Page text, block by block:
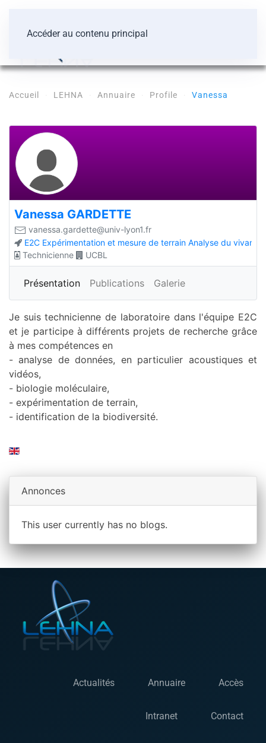
Accéder au contenu principal
Accueil LEHNA Annuaire Profile Vanessa
Vanessa GARDETTE
vanessa.gardette@univ-lyon1.fr
E2C Expérimentation et mesure de terrain Analyse du vivant
Technicienne
UCBL
Présentation Publications Galerie
Je suis technicienne de laboratoire dans l'équipe E2C
et je participe à différents projets de recherche grâce
à mes compétences en
- analyse de données, en particulier acoustiques et
vidéos,
- biologie moléculaire,
- expérimentation de terrain,
- identification de la biodiversité.
Annonces
This user currently has no blogs.
Actualités Annuaire Accès
Intranet Contact